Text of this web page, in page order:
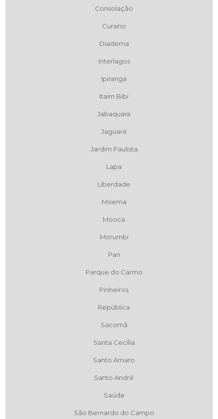
Consolação
Cursino
Diadema
Interlagos
Ipiranga
Itaim Bibi
Jabaquara
Jaguaré
Jardim Paulista
Lapa
Liberdade
Moema
Mooca
Morumbi
Pari
Parque do Carmo
Pinheiros
República
Sacomã
Santa Cecília
Santo Amaro
Santo André
Saúde
São Bernardo do Campo